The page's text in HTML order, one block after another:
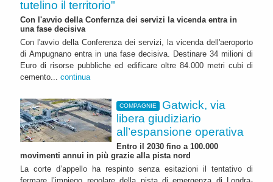
tutelino il territorio"
Con l'avvio della Confernza dei servizi la vicenda entra in
una fase decisiva
Con l'avvio della Conferenza dei servizi, la vicenda dell'aeroporto
di Ampugnano entra in una fase decisiva. Destinare 34 milioni di
Euro di risorse pubbliche ed edificare oltre 84.000 metri cubi di
cemento... continua
COMPAGNIE
Gatwick, via
libera giudiziario
all’espansione operativa
Entro il 2030 fino a 100.000
movimenti annui in più grazie alla pista nord
La corte d’appello ha respinto senza esitazioni il tentativo di